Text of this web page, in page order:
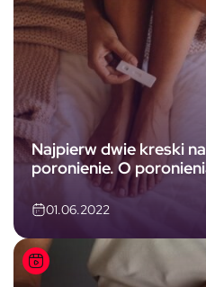
Najpierw dwie kreski
poronienie. O
01.06.2022